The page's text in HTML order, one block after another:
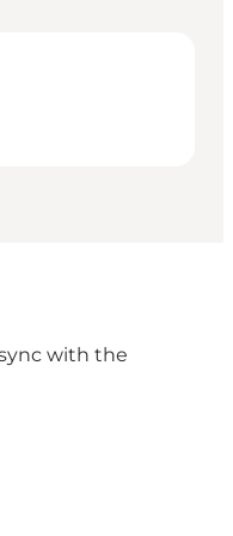
with the